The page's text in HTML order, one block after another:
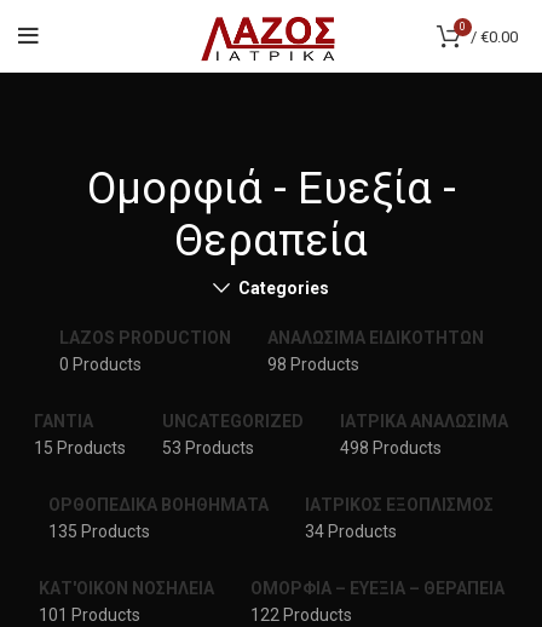
0
/ €0.00
Ομορφιά - Ευεξία -
Θεραπεία
Categories
LAZOS PRODUCTION
0 Products
ΑΝΑΛΩΣΙΜΑ ΕΙΔΙΚΟΤΗΤΩΝ
98 Products
ΓΑΝΤΙΑ
15 Products
UNCATEGORIZED
53 Products
ΙΑΤΡΙΚΑ ΑΝΑΛΩΣΙΜΑ
498 Products
ΟΡΘΟΠΕΔΙΚΑ ΒΟΗΘΗΜΑΤΑ
135 Products
ΙΑΤΡΙΚΟΣ ΕΞΟΠΛΙΣΜΟΣ
34 Products
ΚΑΤ'ΟΙΚΟΝ ΝΟΣΗΛΕΙΑ
101 Products
ΟΜΟΡΦΙΑ – ΕΥΕΞΙΑ – ΘΕΡΑΠΕΙΑ
122 Products